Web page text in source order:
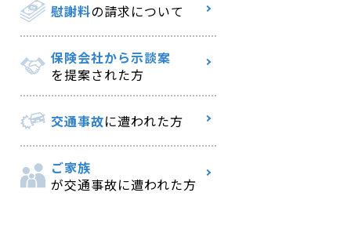
慰謝料の請求について
保険会社から示談案
を提案された方
交通事故に遭われた方
ご家族
が交通事故に遭われた方